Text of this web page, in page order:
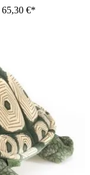
65,30 €*